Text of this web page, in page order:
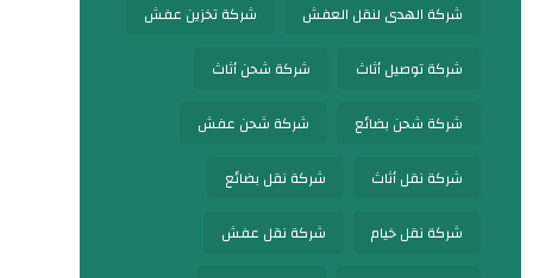
شركة الهدى لنقل العفش شركة تخزين عفش
شركة توصيل أثاث شركة شحن أثاث
شركة شحن بضائع شركة شحن عفش
شركة نقل أثاث شركة نقل بضائع
شركة نقل خيام شركة نقل عفش